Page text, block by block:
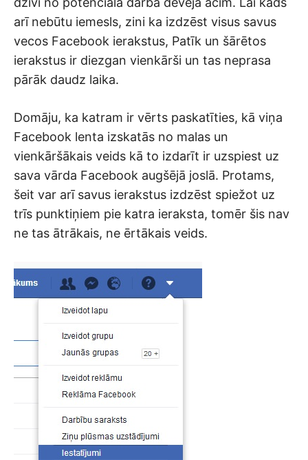
arī nebūtu iemesls, zini ka izdzēst visus savus
vecos Facebook ierakstus, Patīk un šārētos
ierakstus ir diezgan vienkārši un tas neprasa
pārāk daudz laika.
Domāju, ka katram ir vērts paskatīties, kā viņa
Facebook lenta izskatās no malas un
vienkāršākais veids kā to izdarīt ir uzspiest uz
sava vārda Facebook augšējā joslā. Protams,
šeit var arī savus ierakstus izdzēst spiežot uz
trīs punktiņiem pie katra ieraksta, tomēr šis nav
ne tas ātrākais, ne ērtākais veids.